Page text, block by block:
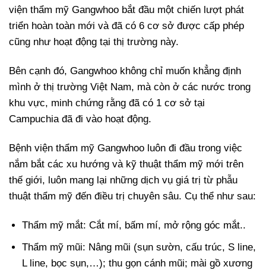
viện thẩm mỹ Gangwhoo bắt đầu một chiến lượt phát
triển hoàn toàn mới và đã có 6 cơ sở được cấp phép
cũng như hoạt động tại thị trường này.
Bên cạnh đó, Gangwhoo không chỉ muốn khẳng định
mình ở thị trường Việt Nam, mà còn ở các nước trong
khu vực, minh chứng rằng đã có 1 cơ sở tại
Campuchia đã đi vào hoạt động.
Bệnh viện thẩm mỹ Gangwhoo luôn đi đầu trong việc
nắm bắt các xu hướng và kỹ thuật thẩm mỹ mới trên
thế giới, luôn mang lại những dịch vụ giá trị từ phẫu
thuật thẩm mỹ đến điều trị chuyên sâu. Cụ thể như sau:
Thẩm mỹ mắt: Cắt mí, bấm mí, mở rộng góc mắt..
Thẩm mỹ mũi: Nâng mũi (sụn sườn, cấu trúc, S line,
L line, bọc sụn,…); thu gọn cánh mũi; mài gồ xương